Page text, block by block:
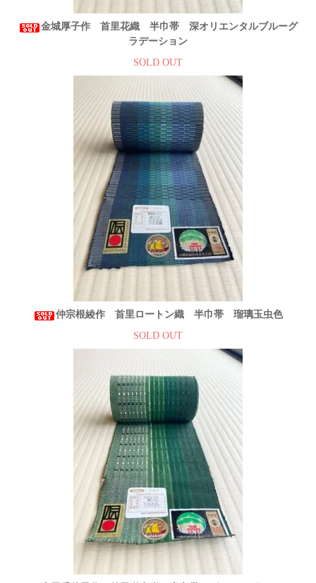
金城厚子作 首里花織 半巾帯 深オリエンタルブルーグ
ラデーション
SOLD OUT
仲宗根綾作 首里ロートン織 半巾帯 瑠璃玉虫色
SOLD OUT